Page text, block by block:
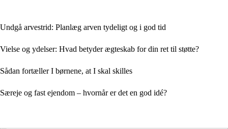
Undgå arvestrid: Planlæg arven tydeligt og i god tid
Vielse og ydelser: Hvad betyder ægteskab for din ret til støtte?
Sådan fortæller I børnene, at I skal skilles
Særeje og fast ejendom – hvornår er det en god idé?